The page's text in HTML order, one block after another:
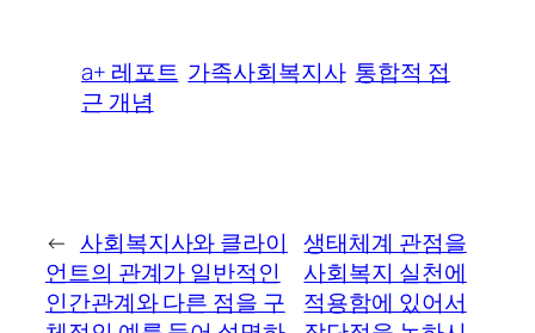
a+ 레포트 가족사회복지사 통합적 접
근 개념
← 사회복지사와 클라이
언트의 관계가 일반적인
인간관계와 다른 점을 구
생태체계 관점을
사회복지 실천에
적용함에 있어서